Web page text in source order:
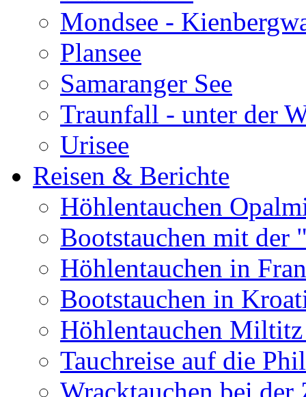
Mondsee -
Plansee
Samaranger See
Traunfall - unter der
Urisee
Reisen & Berichte
Höhlentauchen
Bootstauchen mit
Höhlentauchen in
Bootstauchen in
Höhlentauchen
Tauchreise auf die
Wracktauchen bei der